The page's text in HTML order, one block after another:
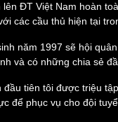
Blog
Tình yêu - Gia đình
lên ĐT Việt Nam hoàn
các cầu thủ hiện tại
năm 1997 sẽ hội
và có những chia sẻ
đầu tiên tôi được triệu
để phục vụ cho đội